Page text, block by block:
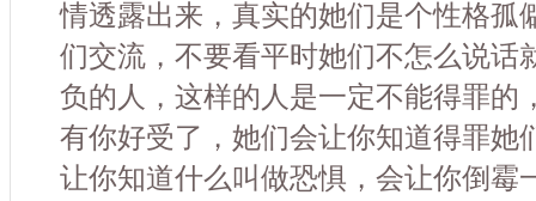
情透露出来，真实的她们是个性格孤
们交流，不要看平时她们不怎么说话
负的人，这样的人是一定不能得罪的
有你好受了，她们会让你知道得罪她
让你知道什么叫做恐惧，会让你倒霉